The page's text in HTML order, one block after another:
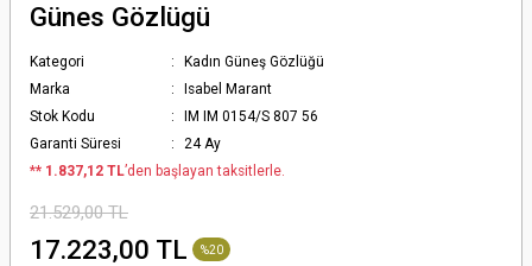
Günes Gözlügü
Kategori
Kadın Güneş Gözlüğü
Marka
Isabel Marant
Stok Kodu
IM IM 0154/S 807 56
Garanti Süresi
24 Ay
** 1.837,12 TL’den başlayan taksitlerle.
21.529,00 TL
17.223,00 TL %20